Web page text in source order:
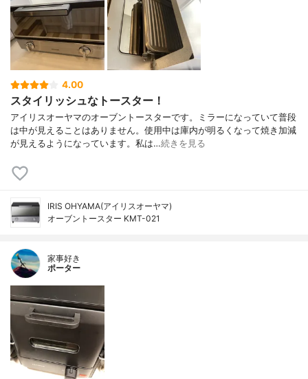
4.00
スタイリッシュなトースター！
アイリスオーヤマのオーブントースターです。ミラーになっていて普段
は中が見えることはありません。使用中は庫内が明るくなって焼き加減
が見えるようになっています。私は…続きを見る
IRIS OHYAMA(アイリスオーヤマ)
オーブントースター KMT-021
家事好き
ポーター